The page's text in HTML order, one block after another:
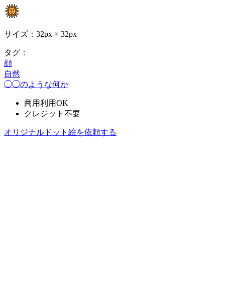
サイズ：32px × 32px
タグ：
顔
自然
◯◯のような何か
商用利用OK
クレジット不要
オリジナルドット絵を依頼する